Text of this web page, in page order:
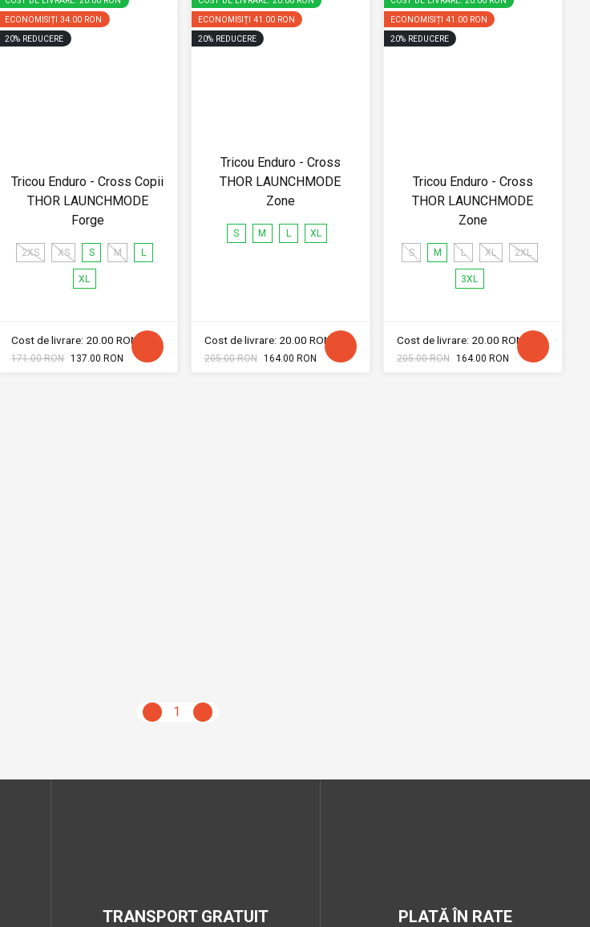
ECONOMISIȚI 34.00 RON
20% REDUCERE
Tricou Enduro - Cross Copii
THOR LAUNCHMODE
Forge
2XS XS S M L
XL
Cost de livrare: 20.00 RON
171.00 RON 137.00 RON
ECONOMISIȚI 41.00 RON
20% REDUCERE
Tricou Enduro - Cross
THOR LAUNCHMODE
Zone
S M L XL
Cost de livrare: 20.00 RON
205.00 RON 164.00 RON
ECONOMISIȚI 41.00 RON
20% REDUCERE
Tricou Enduro - Cross
THOR LAUNCHMODE
Zone
S M L XL 2XL
3XL
Cost de livrare: 20.00 RON
205.00 RON 164.00 RON
1
TRANSPORT GRATUIT PLATĂ ÎN RATE